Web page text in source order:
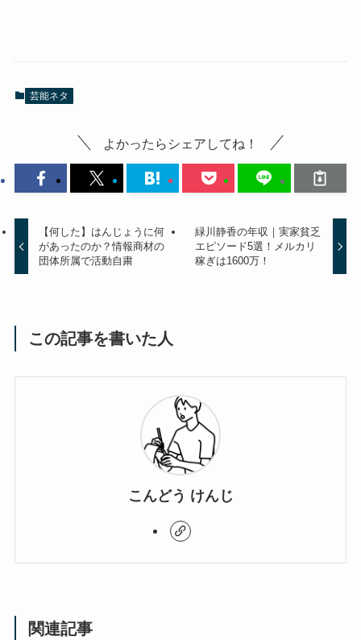
芸能ネタ
よかったらシェアしてね！
【何した】はんじょうに何
があったのか？情報商材の
団体所属で活動自粛
緑川静香の年収｜実家貧乏
エピソード5選！メルカリ
稼ぎは1600万！
この記事を書いた人
こんどう けんじ
関連記事